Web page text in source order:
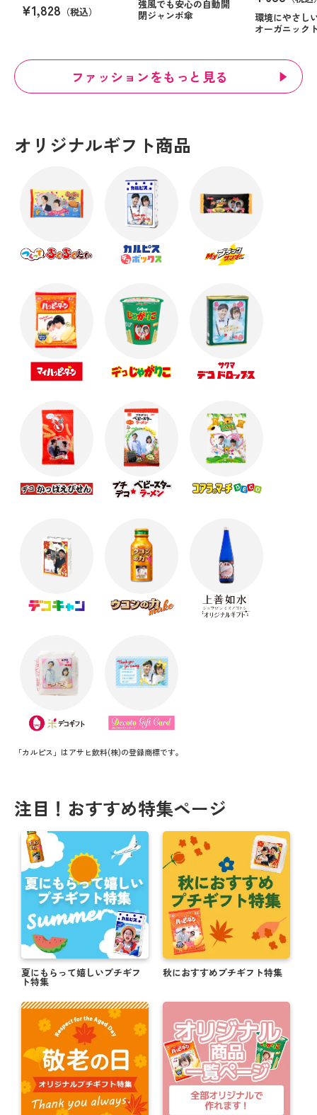
¥1,828 （税込）
強風でも安心の自動開
閉ジャンボ傘
環境にやさし
オーガニック
ファッションをもっと見る
オリジナルギフト商品
「カルピス」はアサヒ飲料(株)の登録商標です。
注目！おすすめ特集ページ
夏にもらって嬉しいプチギフ
ト特集
秋におすすめプチギフト特集